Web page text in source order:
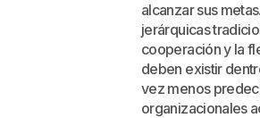
alcanzar sus
jerárquicas
cooperación y la
deben existir
vez menos
organizacionales